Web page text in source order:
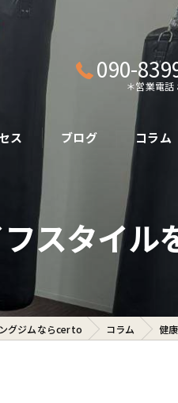
090-
＊営業電話
ス ブログ コラム
スタイル
グジムならcerto コラム 健